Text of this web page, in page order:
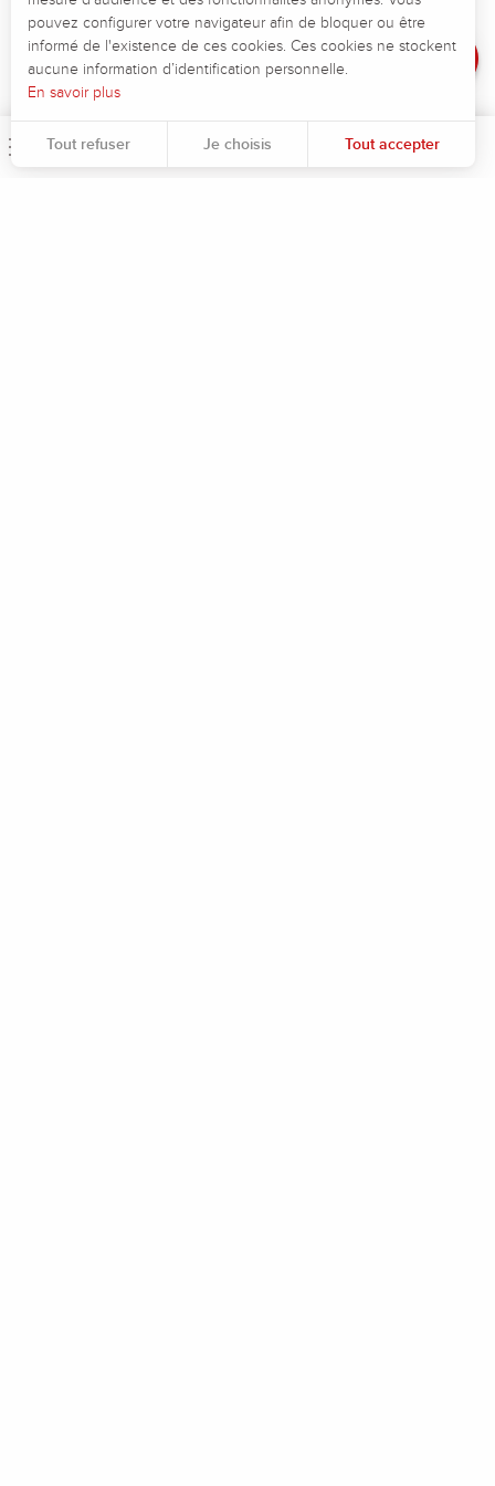
Menu
Dénivelé positif maximum :
89 m
Dénivelé négatif maximum :
-57 m
pouvez configurer votre navigateur afin de bloquer ou être
informé de l'existence de ces cookies. Ces cookies ne stockent
aucune information d’identification personnelle.
En savoir plus
Tout refuser Je choisis Tout accepter